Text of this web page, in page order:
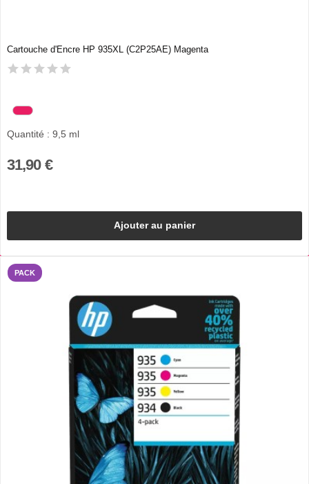
Cartouche d'Encre HP 935XL (C2P25AE) Magenta
Quantité : 9,5 ml
31,90 €
Ajouter au panier
PACK